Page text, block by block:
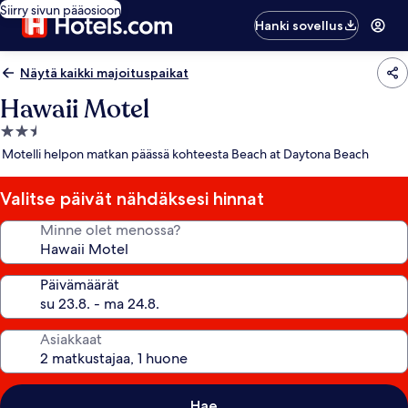
Siirry sivun pääosioon
Hanki sovellus
Näytä kaikki majoituspaikat
Hawaii Motel
2.5
tähden
Motelli helpon matkan päässä kohteesta Beach at Daytona Beach
Valitse päivät nähdäksesi hinnat
Minne olet menossa?
Päivämäärät
Asiakkaat